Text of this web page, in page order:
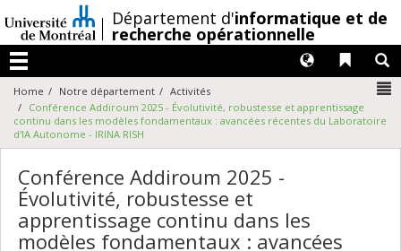
au
contenu
/Département d'informatique et de
recherche opérationnelle
Menu
Liens
Langues
Home Notre département
Activités
Conférence Addiroum 2025 - Évolutivité, robustesse et apprentissage
continu dans les modèles fondamentaux : avancées récentes du Laboratoire
d'IA Autonome - IRINA RISH
Conférence Addiroum 2025 -
Évolutivité, robustesse et
apprentissage continu dans les
modèles fondamentaux : avancées